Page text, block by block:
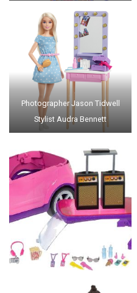
Photographer Jason Tidwell
Stylist Audra Bennett